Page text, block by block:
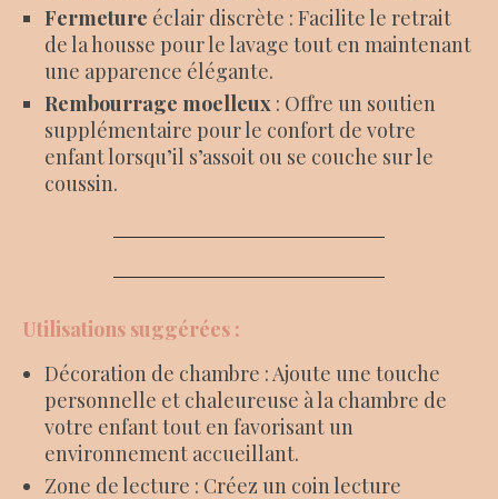
Fermeture éclair discrète : Facilite le retrait
de la housse pour le lavage tout en maintenant
une apparence élégante.
Rembourrage moelleux : Offre un soutien
supplémentaire pour le confort de votre
enfant lorsqu’il s’assoit ou se couche sur le
coussin.
Utilisations suggérées :
Décoration de chambre : Ajoute une touche
personnelle et chaleureuse à la chambre de
votre enfant tout en favorisant un
environnement accueillant.
Zone de lecture : Créez un coin lecture